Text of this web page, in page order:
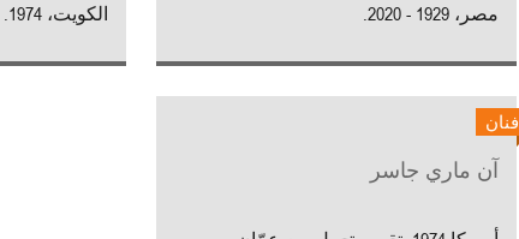
مصر، 1929 - 2020. الكويت، 1974. تقيم وتعمل في عمّان.
فنان
آن ماري جاسر